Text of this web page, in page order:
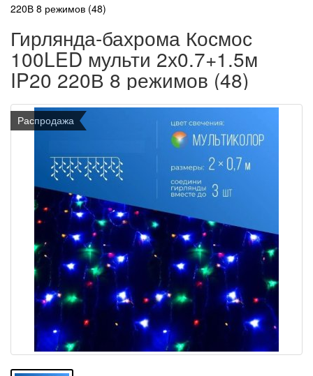
220В 8 режимов (48)
Гирлянда-бахрома Космос
100LED мульти 2х0.7+1.5м
IP20 220В 8 режимов (48)
Распродажа